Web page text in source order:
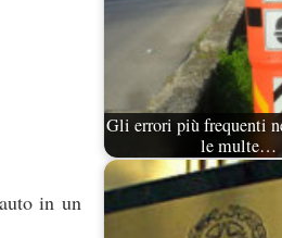
in un
Gli errori più frequenti
le multe…